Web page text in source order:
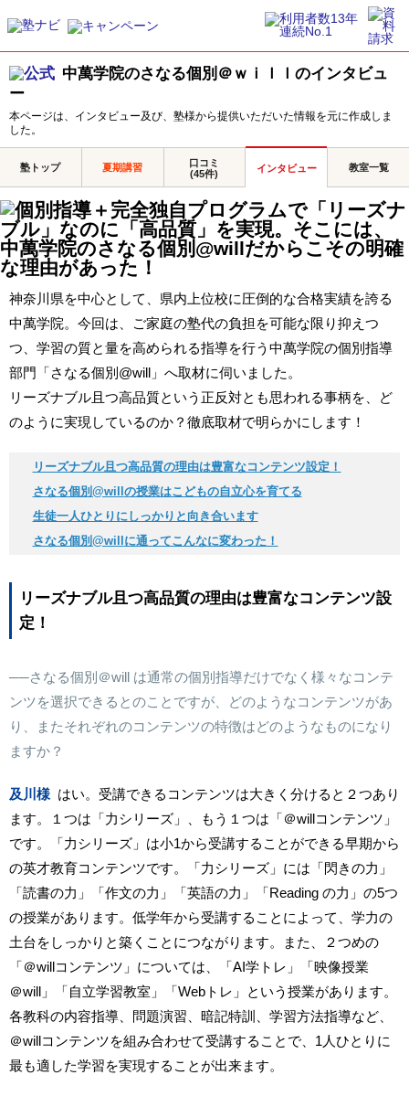
中萬学院のさなる個別＠ｗｉｌｌのインタビュ
ー
本ページは、インタビュー及び、塾様から提供いただいた情報を元に作成しま
した。
塾トップ 夏期講習
口コミ
(45件)
インタビュー 教室一覧
神奈川県を中心として、県内上位校に圧倒的な合格実績を誇る
中萬学院。今回は、ご家庭の塾代の負担を可能な限り抑えつ
つ、学習の質と量を高められる指導を行う中萬学院の個別指導
部門「さなる個別 @will 」へ取材に伺いました。
リーズナブル且つ高品質という正反対とも思われる事柄を、ど
のように実現しているのか？徹底取材で明らかにします！
リーズナブル且つ高品質の理由は豊富なコンテンツ設定！
さなる個別 @will の授業はこどもの自立心を育てる
生徒一人ひとりにしっかりと向き合います
さなる個別 @will に通ってこんなに変わった！
リーズナブル且つ高品質の理由は豊富なコンテンツ設
定！
──さなる個別 ＠will は通常の個別指導だけでなく様々なコンテ
ンツを選択できるとのことですが、どのようなコンテンツがあ
り、またそれぞれのコンテンツの特徴はどのようなものになり
ますか？
及川様 はい。受講できるコンテンツは大きく分けると２つあり
ます。１つは「力シリーズ」、もう１つは「＠willコンテンツ」
です。「力シリーズ」は小1から受講することができる早期から
の英才教育コンテンツです。「力シリーズ」には「閃きの力」
「読書の力」「作文の力」「英語の力」「Reading の力」の5つ
の授業があります。低学年から受講することによって、学力の
土台をしっかりと築くことにつながります。また、２つめの
「＠willコンテンツ」については、「AI学トレ」「映像授業
＠will 」「自立学習教室」「Webトレ」という授業があります。
各教科の内容指導、問題演習、暗記特訓、学習方法指導など、
＠willコンテンツを組み合わせて受講することで、1人ひとりに
最も適した学習を実現することが出来ます。